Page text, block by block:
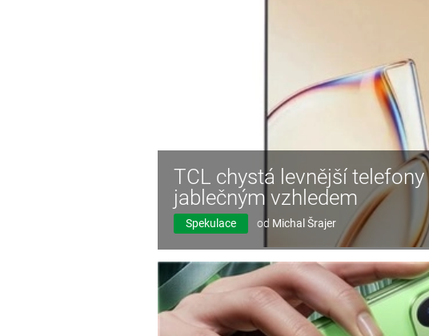
TCL chystá levnější
jablečným vzhledem
Spekulace od Michal Šrajer